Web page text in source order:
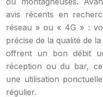
avis récents en
réseau » ou « 4G » :
précise de la qualité de
offrent un bon débit
réception ou du bar,
une utilisation
régulier.